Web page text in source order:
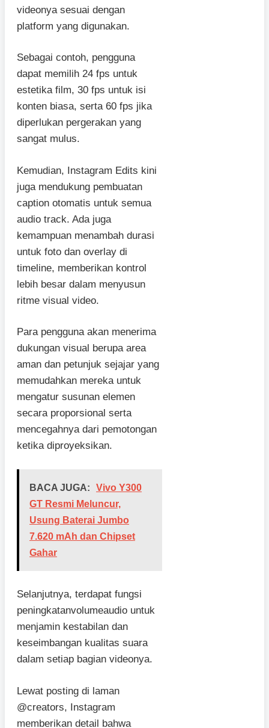
videonya sesuai dengan
platform yang digunakan.
Sebagai contoh, pengguna
dapat memilih 24 fps untuk
estetika film, 30 fps untuk isi
konten biasa, serta 60 fps jika
diperlukan pergerakan yang
sangat mulus.
Kemudian, Instagram Edits kini
juga mendukung pembuatan
caption otomatis untuk semua
audio track. Ada juga
kemampuan menambah durasi
untuk foto dan overlay di
timeline, memberikan kontrol
lebih besar dalam menyusun
ritme visual video.
Para pengguna akan menerima
dukungan visual berupa area
aman dan petunjuk sejajar yang
memudahkan mereka untuk
mengatur susunan elemen
secara proporsional serta
mencegahnya dari pemotongan
ketika diproyeksikan.
BACA JUGA:
Vivo Y300
GT Resmi Meluncur,
Usung Baterai Jumbo
7.620 mAh dan Chipset
Gahar
Selanjutnya, terdapat fungsi
peningkatanvolumeaudio untuk
menjamin kestabilan dan
keseimbangan kualitas suara
dalam setiap bagian videonya.
Lewat posting di laman
@creators, Instagram
memberikan detail bahwa